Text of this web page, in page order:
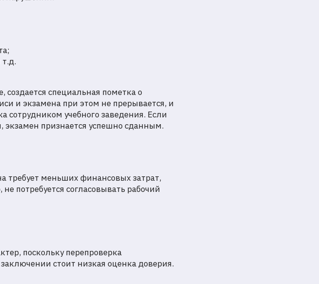
специальная пометка о
и экзамена при этом не прерывается, и
сотрудником учебного заведения. Если
признается успешно сданным.
требует меньших финансовых затрат,
потребуется согласовывать рабочий
поскольку перепроверка
стоит низкая оценка доверия.